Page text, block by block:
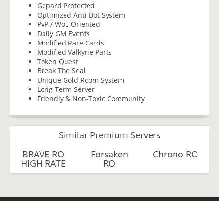
Gepard Protected
Optimized Anti-Bot System
PvP / WoE Oriented
Daily GM Events
Modified Rare Cards
Modified Valkyrie Parts
Token Quest
Break The Seal
Unique Gold Room System
Long Term Server
Friendly & Non-Toxic Community
Similar Premium Servers
BRAVE RO
HIGH RATE
Forsaken
RO
Chrono RO